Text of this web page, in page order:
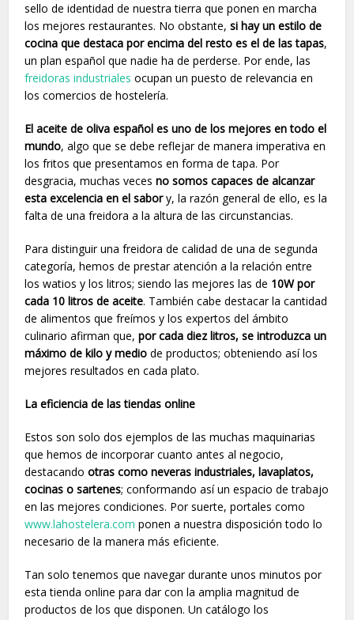
sello de identidad de nuestra tierra que ponen en marcha
los mejores restaurantes. No obstante,si hay un estilo de
cocina que destaca por encima del resto es el de las tapas,
un plan español que nadie ha de perderse. Por ende, las
freidoras industriales ocupan un puesto de relevancia en
los comercios de hostelería.
El aceite de oliva español es uno de los mejores en todo el
mundo, algo que se debe reflejar de manera imperativa en
los fritos que presentamos en forma de tapa. Por
desgracia, muchas vecesno somos capaces de alcanzar
esta excelencia en el sabory, la razón general de ello, es la
falta de una freidora a la altura de las circunstancias.
Para distinguir una freidora de calidad de una de segunda
categoría, hemos de prestar atención a la relación entre
los watios y los litros; siendo las mejores las de 10W por
cada 10 litros de aceite. También cabe destacar la cantidad
de alimentos que freímos y los expertos del ámbito
culinario afirman que,por cada diez litros, se introduzca un
máximo de kilo y medio de productos; obteniendo así los
mejores resultados en cada plato.
La eficiencia de las tiendas online
Estos son solo dos ejemplos de las muchas maquinarias
que hemos de incorporar cuanto antes al negocio,
destacandootras como neveras industriales, lavaplatos,
cocinas o sartenes; conformando así un espacio de trabajo
en las mejores condiciones. Por suerte, portales como
www.lahostelera.com ponen a nuestra disposición todo lo
necesario de la manera más eficiente.
Tan solo tenemos que navegar durante unos minutos por
esta tienda online para dar con la amplia magnitud de
productos de los que disponen. Un catálogo los